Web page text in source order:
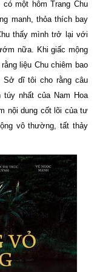
có một hôm Trang Chu
manh, thỏa thích bay
thấy mình trở lại với
nữa. Khi giấc mộng
liệu Chu chiêm bao
Sở dĩ tôi cho rằng câu
nhất của Nam Hoa
nội dung cốt lõi của tư
vô thường, tất thảy